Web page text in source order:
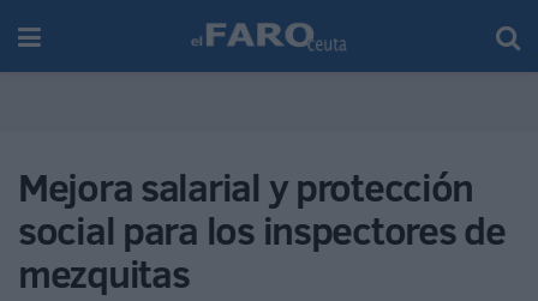
Mejora salarial y protección
social para los inspectores de
mezquitas